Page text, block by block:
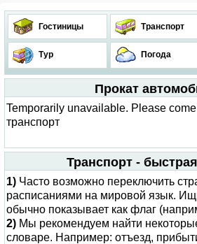
Гостиницы Транспорт
Тур Погода
Прокат
Temporarily unavailable. Please
транспорт
Транспорт -
1) Часто возможно переключить
расписаниями на мировой язык.
обычно показывает как флаг
2) Мы рекомендуем найти
словаре. Например: отъезд,